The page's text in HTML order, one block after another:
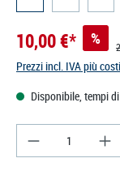
10,00 €* %
Prezzi incl. IVA più
Disponibile, tempi
Quantità del